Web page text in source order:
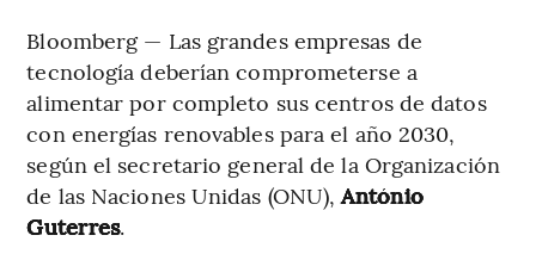
Bloomberg — Las grandes empresas de
tecnología deberían comprometerse a
alimentar por completo sus centros de datos
con energías renovables para el año 2030,
según el secretario general de la Organización
de las Naciones Unidas (ONU),António
Guterres.